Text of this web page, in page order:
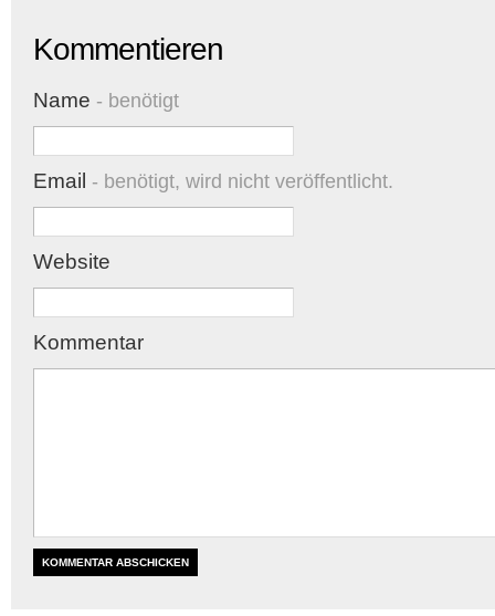
Kommentieren
Name - benötigt
Email - benötigt, wird nicht veröffentlicht.
Website
Kommentar